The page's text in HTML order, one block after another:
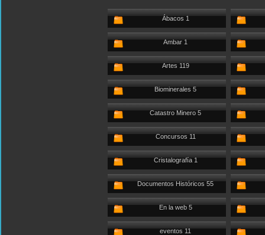
Ábacos 1
Ambar 1
Artes 119
Biominerales 5
Catastro Minero 5
Concursos 11
Cristalografía 1
Documentos Históricos 55
En la web 5
eventos 11